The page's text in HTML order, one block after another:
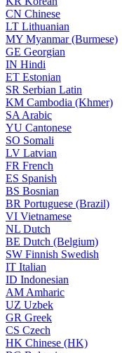
CN Chinese
LT Lithuanian
MY Myanmar (Burmese)
GE Georgian
IN Hindi
ET Estonian
SR Serbian Latin
KM Cambodia (Khmer)
SA Arabic
YU Cantonese
SO Somali
LV Latvian
FR French
ES Spanish
BS Bosnian
BR Portuguese (Brazil)
VI Vietnamese
NL Dutch
BE Dutch (Belgium)
SW Finnish Swedish
IT Italian
ID Indonesian
AM Amharic
UZ Uzbek
GR Greek
CS Czech
HK Chinese (HK)